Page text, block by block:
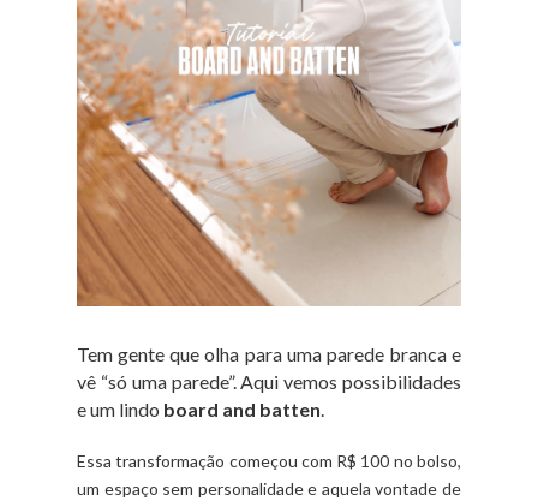
Tem gente que olha para uma parede branca e
vê “só uma parede”. Aqui vemos possibilidades
e um lindo board and batten.
Essa transformação começou com R$ 100 no bolso,
um espaço sem personalidade e aquela vontade de